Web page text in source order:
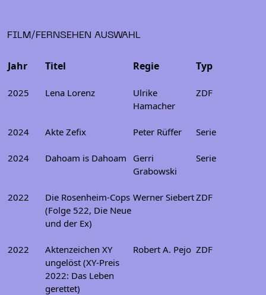
FILM/FERNSEHEN AUSWAHL
Jahr Titel Regie Typ
2025 Lena Lorenz
Ulrike
Hamacher
ZDF
2024 Akte Zefix Peter Rüffer Serie
2024 Dahoam is Dahoam
Gerri
Grabowski
Serie
2022
Die Rosenheim-Cops
(Folge 522, Die Neue
und der Ex)
Werner SiebertZDF
2022
Aktenzeichen XY
ungelöst (XY-Preis
2022: Das Leben
gerettet)
Robert A. Pejo ZDF